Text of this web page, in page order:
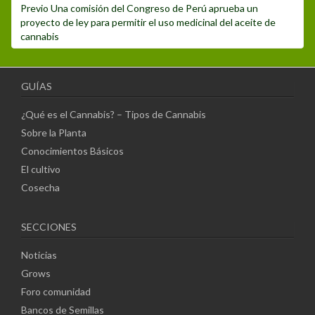
de
entradas
Previo Post
anterior:
Una comisión del Congreso de Perú aprueba un
proyecto de ley para permitir el uso medicinal del aceite de
cannabis
GUÍAS
¿Qué es el Cannabis? – Tipos de Cannabis
Sobre la Planta
Conocimientos Básicos
El cultivo
Cosecha
SECCIONES
Noticias
Grows
Foro comunidad
Bancos de Semillas